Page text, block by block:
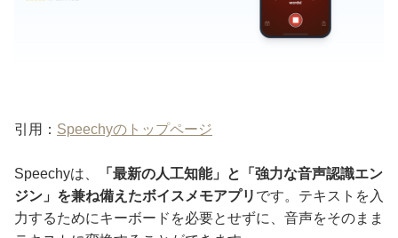
引用： Speechyのトップページ
Speechyは、
「最新の人工知能」と「強力な音声認識エン
ジン」を兼ね備えたボイスメモアプリ です。テキストを入
力するためにキーボードを必要とせずに、音声をそのまま